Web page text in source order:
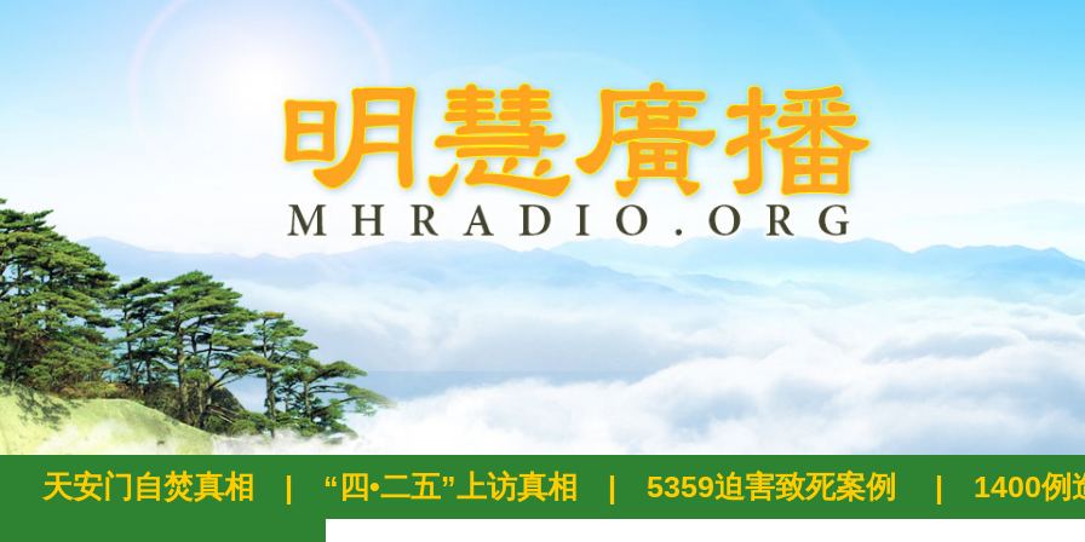
天安门自焚真相 | “四•二五”上访真相 | 5359迫害致死案例 | 1400例